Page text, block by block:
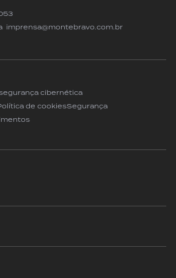
imprensa@montebravo.com.br
cibernética
de cookiesSegurança